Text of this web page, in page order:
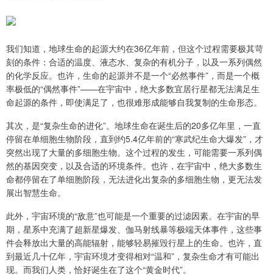
我们知道，地球生命的起源大约在36亿年前，但这个过程需要极其苛
刻的条件：合适的温度、液态水、复杂的有机分子，以及一系列偶然
的化学反应。也许，生命的起源并不是一个“必然事件”，而是一个概
率极低的“偶然事件”——在宇宙中，绝大多数宜居行星都无法满足生
命起源的条件，即使满足了，也很难形成能够自我复制的生命形态。
其次，是“复杂生命的进化”。地球生命在诞生后的20多亿年里，一直
停留在单细胞生物阶段，直到约5.4亿年前的“寒武纪生命大爆发”，才
突然出现了大量的多细胞生物。这个过程的发生，可能需要一系列偶
然的基因突变，以及合适的环境条件。也许，在宇宙中，绝大多数生
命都停留在了单细胞阶段，无法进化出复杂的多细胞生物，更无法发
展出智慧生命。
此外，宇宙环境的“敌意”也可能是一个重要的过滤因素。在宇宙的早
期，星系中充满了超新星爆发、伽马射线暴等极端天体事件，这些事
件会释放出大量的高能辐射，能够轻易摧毁行星上的生命。也许，直
到最近几十亿年，宇宙环境才变得相对“温和”，复杂生命才有可能出
现。而我们人类，恰好诞生在了这个“黄金时代”。